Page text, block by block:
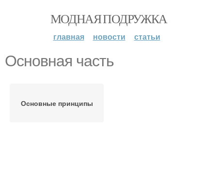
МОДНАЯ ПОДРУЖКА
главная новости статьи
Основная часть
Основные принципы